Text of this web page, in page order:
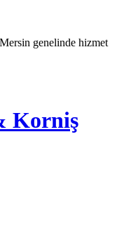
genelinde hizmet
Korniş